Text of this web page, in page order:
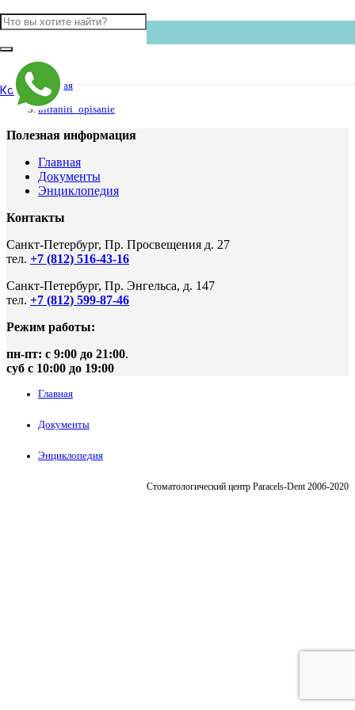
КонтактыГлавная
ultraniri_opisanie
Полезная информация
Главная
Документы
Энциклопедия
Контакты
Санкт-Петербург, Пр. Просвещения д. 27
тел. +7 (812) 516-43-16
Санкт-Петербург, Пр. Энгельса, д. 147
тел. +7 (812) 599-87-46
Режим работы:
пн-пт: с 9:00 до 21:00.
суб с 10:00 до 19:00
Главная
Документы
Энциклопедия
Стоматологический центр Paracels-Dent 2006-2020